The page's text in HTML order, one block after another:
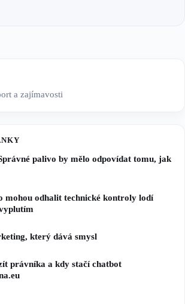
a zajímavosti
palivo by mělo odpovídat tomu, jak
mohou odhalit technické kontroly lodí
který dává smysl
právníka a kdy stačí chatbot